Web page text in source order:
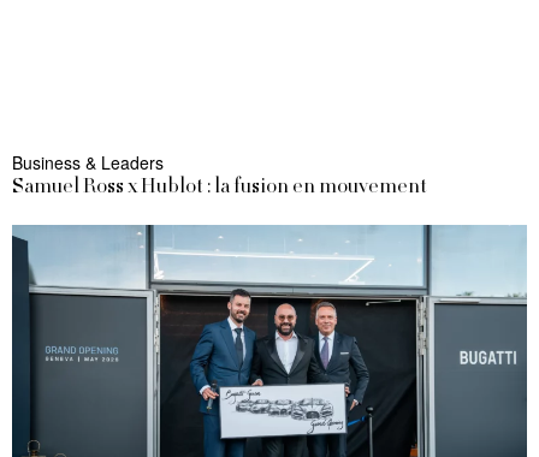
Business & Leaders
Samuel Ross x Hublot : la fusion en mouvement